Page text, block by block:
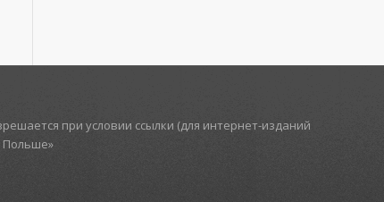
при условии ссылки (для интернет-изданий
Польше»